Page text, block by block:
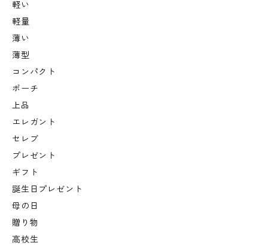
軽い
軽量
薄い
薄型
コンパクト
ポーチ
上品
エレガント
セレブ
プレゼント
ギフト
誕生日プレゼント
母の日
贈り物
高校生